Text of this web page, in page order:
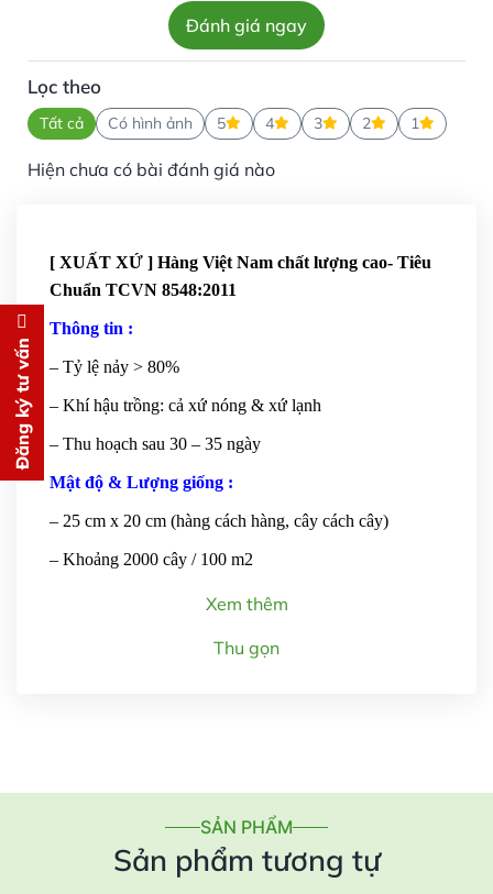
Đánh giá ngay
Lọc theo
Tất cả Có hình ảnh 5 4 3 2 1
Hiện chưa có bài đánh giá nào
[ XUẤT XỨ ] Hàng Việt Nam chất lượng cao- Tiêu
Chuẩn TCVN 8548:2011
Thông tin :
– Tỷ lệ nảy > 80%
– Khí hậu trồng: cả xứ nóng & xứ lạnh
– Thu hoạch sau 30 – 35 ngày
Mật độ & Lượng giống :
– 25 cm x 20 cm (hàng cách hàng, cây cách cây)
– Khoảng 2000 cây / 100 m2
Xem thêm
Thu gọn
SẢN PHẨM
Sản phẩm tương tự
Đăng ký tư vấn Đăng ký tư vấn
Chúng tôi sẽ gọi lại tư vấn
MIỄN
cho bạn ngay lập tức